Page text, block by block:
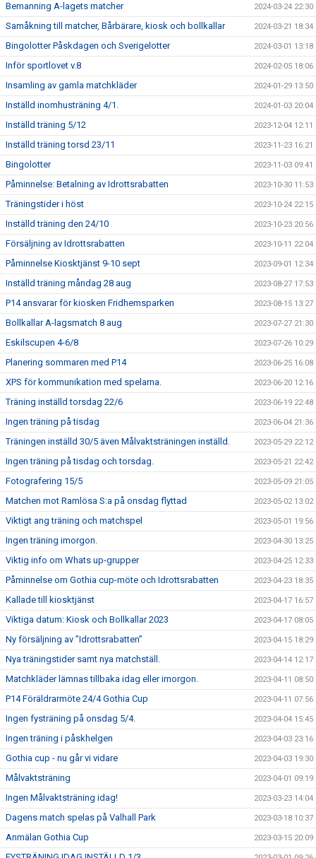
Bemanning A-lagets matcher 2024-03-24 22:30
Samåkning till matcher, Bårbärare, kiosk och bollkallar 2024-03-21 18:34
Bingolotter Påskdagen och Sverigelotter 2024-03-01 13:18
Inför sportlovet v.8 2024-02-05 18:06
Insamling av gamla matchkläder 2024-01-29 13:50
Inställd inomhusträning 4/1. 2024-01-03 20:04
Inställd träning 5/12 2023-12-04 12:11
Inställd träning torsd 23/11 2023-11-23 16:21
Bingolotter 2023-11-03 09:41
Påminnelse: Betalning av Idrottsrabatten 2023-10-30 11:53
Träningstider i höst 2023-10-24 22:15
Inställd träning den 24/10 2023-10-23 20:56
Försäljning av Idrottsrabatten 2023-10-11 22:04
Påminnelse Kiosktjänst 9-10 sept 2023-09-01 12:34
Inställd träning måndag 28 aug 2023-08-27 17:53
P14 ansvarar för kiosken Fridhemsparken 2023-08-15 13:27
Bollkallar A-lagsmatch 8 aug 2023-07-27 21:30
Eskilscupen 4-6/8 2023-07-26 10:29
Planering sommaren med P14 2023-06-25 16:08
XPS för kommunikation med spelarna. 2023-06-20 12:16
Träning inställd torsdag 22/6 2023-06-19 22:48
Ingen träning på tisdag 2023-06-04 21:36
Träningen inställd 30/5 även Målvaktsträningen inställd. 2023-05-29 22:12
Ingen träning på tisdag och torsdag. 2023-05-21 22:42
Fotografering 15/5 2023-05-09 21:05
Matchen mot Ramlösa S:a på onsdag flyttad 2023-05-02 13:02
Viktigt ang träning och matchspel 2023-05-01 19:56
Ingen träning imorgon. 2023-04-30 13:25
Viktig info om Whats up-grupper 2023-04-25 12:33
Påminnelse om Gothia cup-möte och Idrottsrabatten 2023-04-23 18:35
Kallade till kiosktjänst 2023-04-17 16:57
Viktiga datum: Kiosk och Bollkallar 2023 2023-04-17 08:05
Ny försäljning av ”Idrottsrabatten” 2023-04-15 18:29
Nya träningstider samt nya matchställ. 2023-04-14 12:17
Matchkläder lämnas tillbaka idag eller imorgon. 2023-04-11 08:50
P14 Föräldrarmöte 24/4 Gothia Cup 2023-04-11 07:56
Ingen fysträning på onsdag 5/4. 2023-04-04 15:45
Ingen träning i påskhelgen 2023-04-03 23:16
Gothia cup - nu går vi vidare 2023-04-03 19:30
Målvaktsträning 2023-04-01 09:19
Ingen Målvaktsträning idag! 2023-03-23 14:04
Dagens match spelas på Valhall Park 2023-03-18 10:37
Anmälan Gothia Cup 2023-03-15 20:09